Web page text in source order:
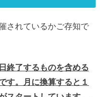
されているかご存知で
終了するものを含める
す。月に換算すると１